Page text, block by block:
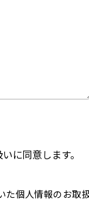
に同意します。
た個人情報のお取